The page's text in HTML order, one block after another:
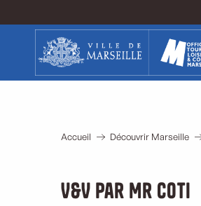
contenu
Accueil Découvrir Marseille
V&V par Mr Coti